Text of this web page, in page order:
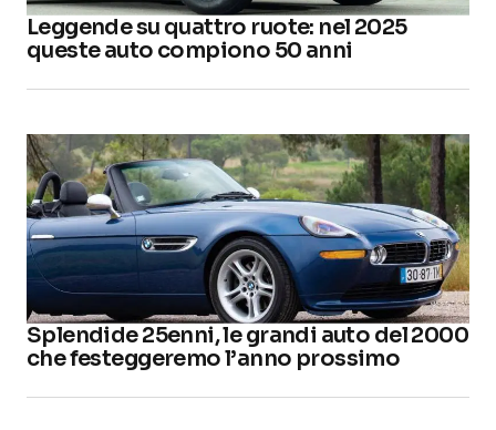
Leggende su quattro ruote: nel 2025
queste auto compiono 50 anni
Splendide 25enni, le grandi auto del 2000
che festeggeremo l’anno prossimo